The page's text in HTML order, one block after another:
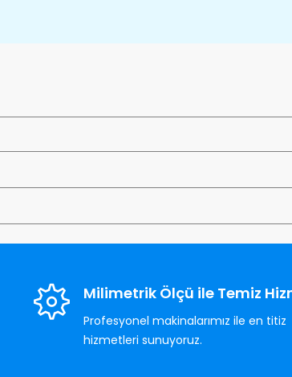
Milimetrik Ölçü ile Temiz
Profesyonel makinalarımız ile en titiz
hizmetleri sunuyoruz.